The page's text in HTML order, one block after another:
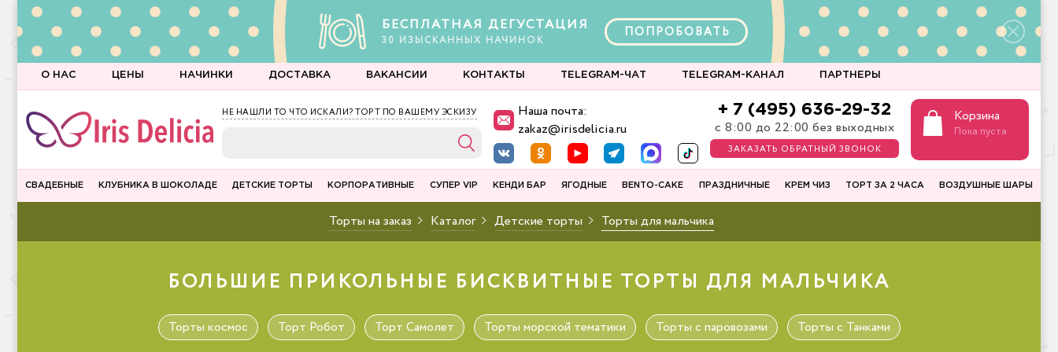
БЕСПЛАТНАЯ ДЕГУСТАЦИЯ
30 ИЗЫСКАННЫХ НАЧИНОК
ПОПРОБОВАТЬ
О НАС ЦЕНЫ НАЧИНКИ ДОСТАВКА ВАКАНСИИ КОНТАКТЫ TELEGRAM-ЧАТ TELEGRAM-КАНАЛ ПАРТНЕРЫ
НЕ НАШЛИ ТО ЧТО ИСКАЛИ? ТОРТ ПО ВАШЕМУ ЭСКИЗУ
Наша почта:
zakaz@irisdelicia.ru
+ 7 (495) 636-29-32
с 8:00 до 22:00 без выходных
ЗАКАЗАТЬ ОБРАТНЫЙ ЗВОНОК
Корзина
Пока пуста
СВАДЕБНЫЕ КЛУБНИКА В ШОКОЛАДЕ ДЕТСКИЕ ТОРТЫ КОРПОРАТИВНЫЕ СУПЕР VIP КЕНДИ БАР ЯГОДНЫЕ BENTO-CAKE ПРАЗДНИЧНЫЕ КРЕМ ЧИЗ ТОРТ ЗА 2 ЧАСА ВОЗДУШНЫЕ ШАРЫ
Торты на заказ Каталог Детские торты Торты для мальчика
БОЛЬШИЕ ПРИКОЛЬНЫЕ БИСКВИТНЫЕ ТОРТЫ ДЛЯ МАЛЬЧИКА
Торты космос Торт Робот Торт Самолет Торты морской тематики Торты с паровозами Торты с Танками